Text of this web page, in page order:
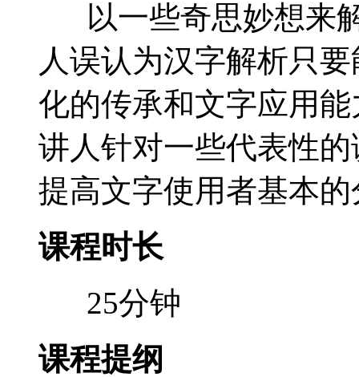
以一些奇思妙想来
人误认为汉字解析只
化的传承和文字应用
讲人针对一些代表性
提高文字使用者基本
课程时长
25分钟
课程提纲